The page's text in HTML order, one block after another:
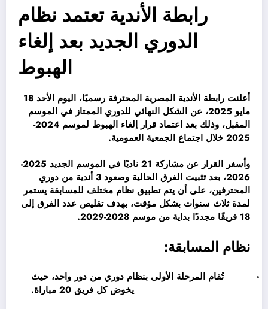
رابطة الأندية تعتمد نظام
الدوري الجديد بعد إلغاء
الهبوط
أعلنت رابطة الأندية المصرية المحترفة رسميًا، اليوم الأحد 18
مايو 2025، عن الشكل النهائي للدوري الممتاز في الموسم
المقبل، وذلك بعد اعتماد قرار إلغاء الهبوط لموسم 2024-
2025 خلال اجتماع الجمعية العمومية.
وأسفر القرار عن مشاركة 21 ناديًا في الموسم الجديد 2025-
2026، بعد تثبيت الفرق الحالية وصعود 3 أندية من دوري
المحترفين، على أن يتم تطبيق نظام مختلف للمسابقة يستمر
لمدة ثلاث سنوات بشكل مؤقت، بهدف تقليص عدد الفرق إلى
18 فريقًا مجددًا بداية من موسم 2028-2029.
نظام المسابقة:
تُقام المرحلة الأولى بنظام دوري من دور واحد، حيث
يخوض كل فريق 20 مباراة.